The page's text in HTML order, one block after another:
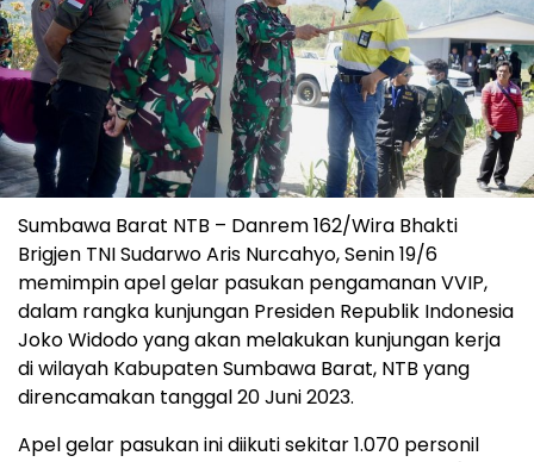
Sumbawa Barat NTB – Danrem 162/Wira Bhakti
Brigjen TNI Sudarwo Aris Nurcahyo, Senin 19/6
memimpin apel gelar pasukan pengamanan VVIP,
dalam rangka kunjungan Presiden Republik Indonesia
Joko Widodo yang akan melakukan kunjungan kerja
di wilayah Kabupaten Sumbawa Barat, NTB yang
direncamakan tanggal 20 Juni 2023.
Apel gelar pasukan ini diikuti sekitar 1.070 personil